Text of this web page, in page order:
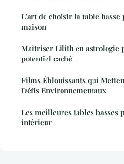
L'art de choisir la table basse
maison
Maîtriser Lilith en astrologie
potentiel caché
Films Éblouissants qui
Défis Environnementaux
Les meilleures tables basses
intérieur